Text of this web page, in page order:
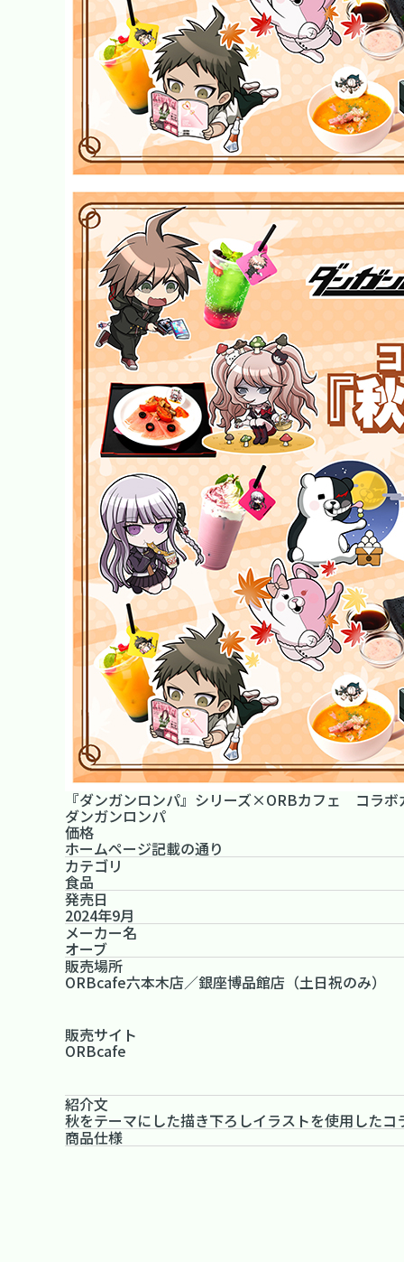
『ダンガンロンパ』シリーズ×ORBカフェ コラボ
ダンガンロンパ
価格
ホームページ記載の通り
カテゴリ
食品
発売日
2024年9月
メーカー名
オーブ
販売場所
ORBcafe六本木店／銀座博品館店（土日祝のみ）
販売サイト
ORBcafe
紹介文
秋をテーマにした描き下ろしイラストを使用した
商品仕様